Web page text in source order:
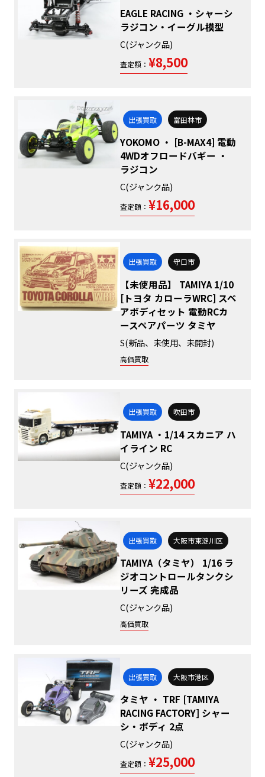
EAGLE RACING ・シャーシ
ラジコン・イーグル模型
C(ジャンク品)
査定額： ¥8,500
出張買取 富田林市
YOKOMO ・ [B-MAX4] 電動
4WDオフロードバギー ・
ラジコン
C(ジャンク品)
査定額： ¥16,000
出張買取 守口市
【未使用品】 TAMIYA 1/10
[トヨタ カローラWRC] スペ
アボディセット 電動RCカ
ースペアパーツ タミヤ
S(新品、未使用、未開封)
高価買取
出張買取 吹田市
TAMIYA ・1/14 スカニア ハ
イライン RC
C(ジャンク品)
査定額： ¥22,000
出張買取 大阪市東淀川区
TAMIYA（タミヤ） 1/16 ラ
ジオコントロールタンクシ
リーズ 完成品
C(ジャンク品)
高価買取
出張買取 大阪市港区
タミヤ ・ TRF [TAMIYA
RACING FACTORY] シャー
シ・ボディ 2点
C(ジャンク品)
査定額： ¥25,000